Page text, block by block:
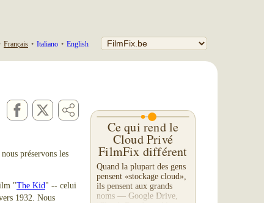
Français • Italiano • English
préservons les
"The Kid" -- celui
1932. Nous
Ce qui rend le
Cloud Privé
FilmFix différent
Quand la plupart des gens
pensent «stockage cloud»,
ils pensent aux grands
noms — Google Drive,